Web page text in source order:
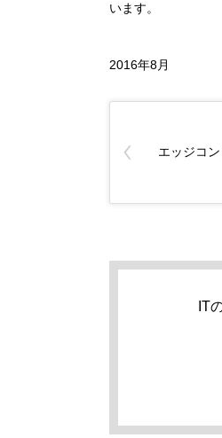
います。
2016年8月
エッジコ
IT